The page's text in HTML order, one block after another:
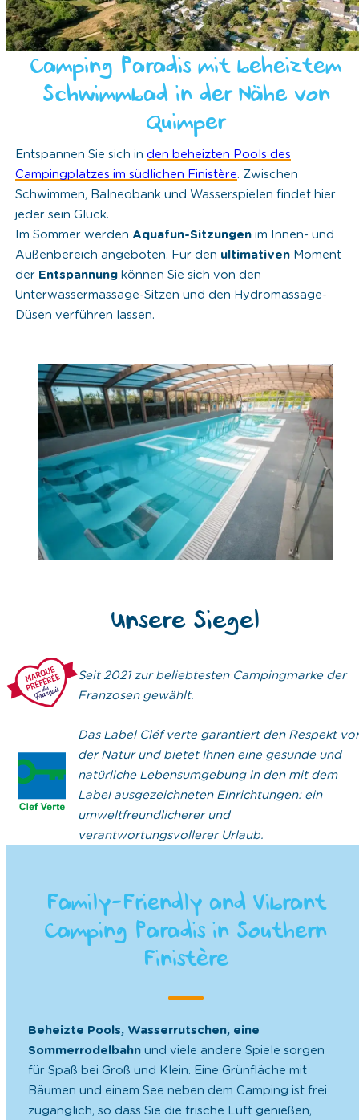
Camping Paradis mit beheiztem
Schwimmbad in der Nähe von
Quimper
Entspannen Sie sich inden beheizten Pools des
Campingplatzes im südlichen Finistère. Zwischen
Schwimmen, Balneobank und Wasserspielen findet hier
jeder sein Glück.
Im Sommer werden Aquafun-Sitzungenim Innen- und
Außenbereich angeboten. Für den ultimativen Moment
der Entspannung können Sie sich von den
Unterwassermassage-Sitzen und den Hydromassage-
Düsen verführen lassen.
Unsere Siegel
Seit 2021 zur beliebtesten Campingmarke der
Franzosen gewählt.
Das Label Cléf verte garantiert den Respekt
der Natur und bietet Ihnen eine gesunde und
natürliche Lebensumgebung in den mit dem
Label ausgezeichneten Einrichtungen: ein
umweltfreundlicherer und
verantwortungsvollerer Urlaub.
Family-Friendly and Vibrant
Camping Paradis in Southern
Finistère
Beheizte Pools, Wasserrutschen, eine
Sommerrodelbahn und viele andere Spiele sorgen
für Spaß bei Groß und Klein. Eine Grünfläche mit
Bäumen und einem See neben dem Camping ist frei
zugänglich, so dass Sie die frische Luft genießen,